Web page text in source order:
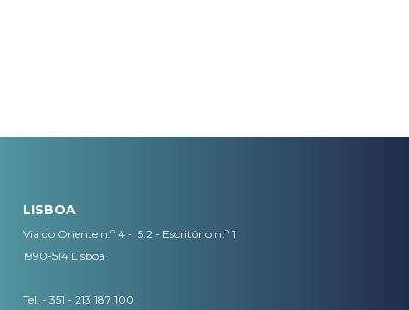
LISBOA
Via do Oriente n.º 4 - 5.2 - Escritório n.º 1
1990-514 Lisboa
Tel. - 351 - 213 187 100